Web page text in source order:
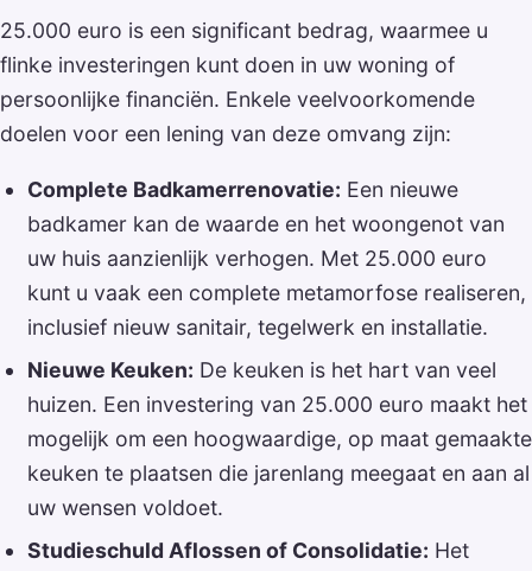
25.000 euro is een significant bedrag, waarmee u
flinke investeringen kunt doen in uw woning of
persoonlijke financiën. Enkele veelvoorkomende
doelen voor een lening van deze omvang zijn:
Complete Badkamerrenovatie: Een nieuwe
badkamer kan de waarde en het woongenot van
uw huis aanzienlijk verhogen. Met 25.000 euro
kunt u vaak een complete metamorfose realiseren,
inclusief nieuw sanitair, tegelwerk en installatie.
Nieuwe Keuken: De keuken is het hart van veel
huizen. Een investering van 25.000 euro maakt het
mogelijk om een hoogwaardige, op maat gemaakte
keuken te plaatsen die jarenlang meegaat en aan al
uw wensen voldoet.
Studieschuld Aflossen of Consolidatie: Het